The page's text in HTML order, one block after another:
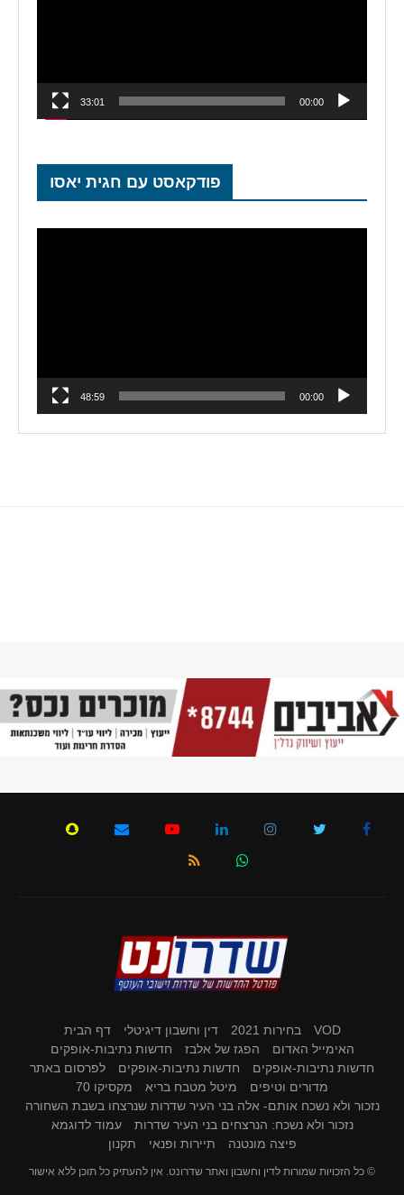
00:00
33:01
פודקאסט עם חגית יאסו
00:00
48:59
VOD בחירות 2021 דין וחשבון דיגיטלי
דף הבית
האימייל האדום
הפגז של אלבז
חדשות נתיבות-אופקים
חדשות נתיבות-אופקים
חדשות נתיבות-אופקים
לפרסום באתר
מדורים וטיפים
מיטל מטבח בריא
מקסיקו 70
נזכור ולא נשכח אותם- אלה בני העיר שדרות שנרצחו בשבת השחורה
נזכור ולא נשכח: הנרצחים בני העיר שדרות
עמוד לדוגמא
פיצה מונטנה
תיירות ופנאי תקנון
© כל הזכויות שמורות לדין וחשבון ואתר שדרונט. אין להעתיק כל תוכן ללא אישור